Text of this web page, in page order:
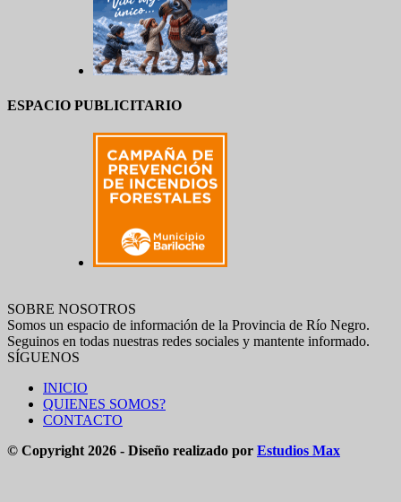
ESPACIO PUBLICITARIO
SOBRE NOSOTROS
Somos un espacio de información de la Provincia de Río Negro.
Seguinos en todas nuestras redes sociales y mantente informado.
SÍGUENOS
INICIO
QUIENES SOMOS?
CONTACTO
© Copyright 2026 - Diseño realizado por Estudios Max